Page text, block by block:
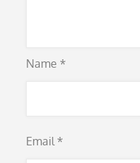
Name *
Email *